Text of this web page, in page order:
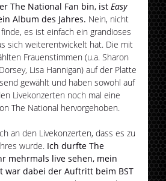
The National Fan bin, istEasy
Album des Jahres. Nein, nicht
finde, es ist einfach ein grandioses
sich weiterentwickelt hat. Die mit
Frauenstimmen (u.a. Sharon
Lisa Hannigan) auf der Platte
gewählt und haben sowohl auf
Livekonzerten noch mal eine
The National hervorgehoben.
an den Livekonzerten, dass es zu
wurde. Ich durfte The
mehrmals live sehen, mein
war dabei der Auftritt beim BST